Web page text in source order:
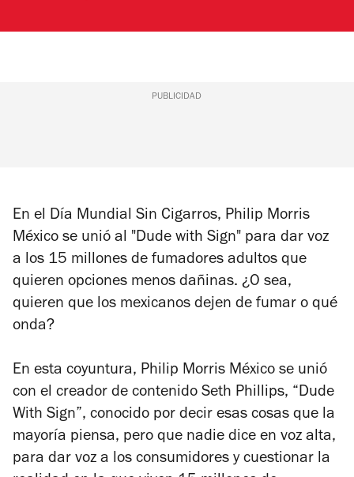
PUBLICIDAD
En el Día Mundial Sin Cigarros, Philip Morris
México se unió al "Dude with Sign" para dar voz
a los 15 millones de fumadores adultos que
quieren opciones menos dañinas. ¿O sea,
quieren que los mexicanos dejen de fumar o qué
onda?
En esta coyuntura, Philip Morris México se unió
con el creador de contenido Seth Phillips, “Dude
With Sign”, conocido por decir esas cosas que la
mayoría piensa, pero que nadie dice en voz alta,
para dar voz a los consumidores y cuestionar la